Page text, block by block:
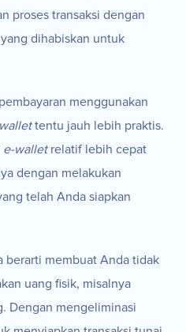
proses transaksi dengan
dihabiskan untuk
menggunakan
tentu jauh lebih praktis.
e-walletrelatif lebih cepat
dengan melakukan
telah Anda siapkan
berarti membuat Anda tidak
uang fisik, misalnya
Dengan mengeliminasi